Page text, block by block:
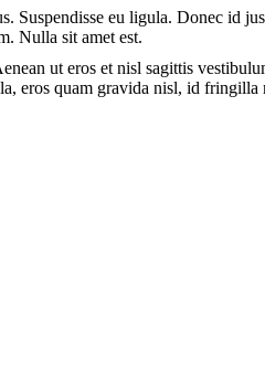
Suspendisse eu ligula. Donec id
Nulla sit amet est.
ut eros et nisl sagittis
eros quam gravida nisl, id